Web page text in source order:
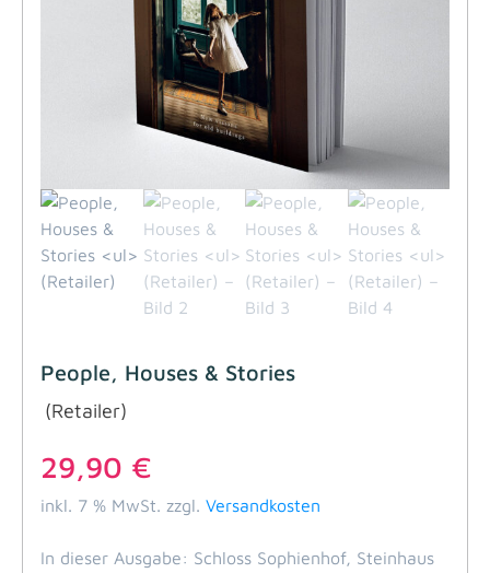
People, Houses & Stories
(Retailer)
29,90 €
inkl. 7 % MwSt. zzgl. Versandkosten
In dieser Ausgabe: Schloss Sophienhof, Steinhaus